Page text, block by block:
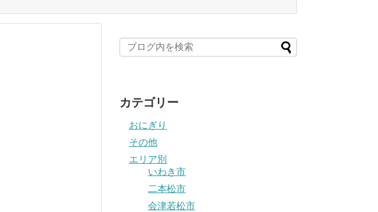
カテゴリー
おにぎり
その他
エリア別
いわき市
二本松市
会津若松市